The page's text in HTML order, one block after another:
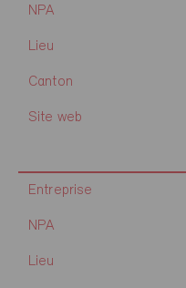
NPA
Lieu
Canton
Site web
Entreprise
NPA
Lieu